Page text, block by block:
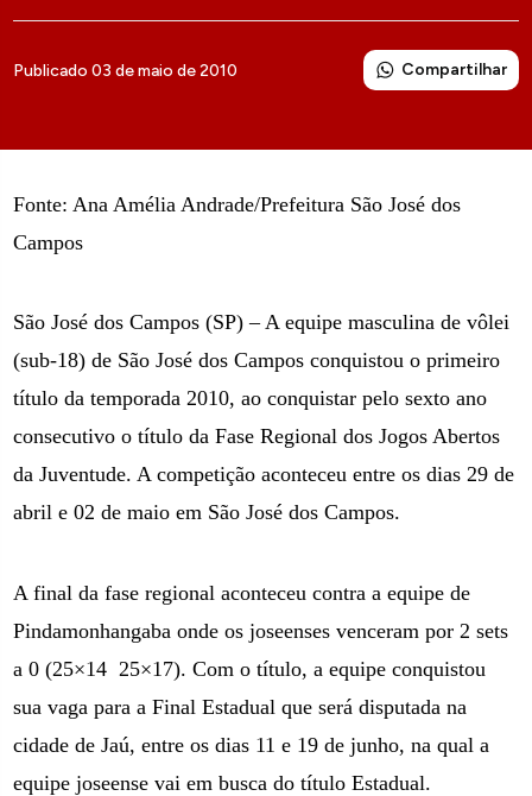
Publicado 03 de maio de 2010 Compartilhar
Fonte: Ana Amélia Andrade/Prefeitura São José dos
Campos
São José dos Campos (SP) – A equipe masculina de vôlei
(sub-18) de São José dos Campos conquistou o primeiro
título da temporada 2010, ao conquistar pelo sexto ano
consecutivo o título da Fase Regional dos Jogos Abertos
da Juventude. A competição aconteceu entre os dias 29 de
abril e 02 de maio em São José dos Campos.
A final da fase regional aconteceu contra a equipe de
Pindamonhangaba onde os joseenses venceram por 2 sets
a 0 (25×14 25×17). Com o título, a equipe conquistou
sua vaga para a Final Estadual que será disputada na
cidade de Jaú, entre os dias 11 e 19 de junho, na qual a
equipe joseense vai em busca do título Estadual.